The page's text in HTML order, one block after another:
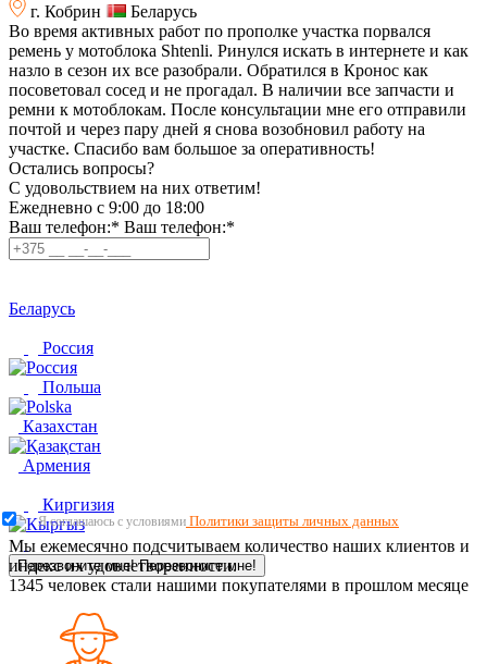
г. Кобрин
Беларусь
Во время активных работ по прополке участка порвался
ремень у мотоблока Shtenli. Ринулся искать в интернете и как
назло в сезон их все разобрали. Обратился в Кронос как
посоветовал сосед и не прогадал. В наличии все запчасти и
ремни к мотоблокам. После консультации мне его отправили
почтой и через пару дней я снова возобновил работу на
участке. Спасибо вам большое за оперативность!
Остались вопросы?
C удовольствием на них ответим!
Ежедневно с 9:00 до 18:00
Ваш телефон:* Ваш телефон:*
Беларусь
Россия
Польша
Казахстан
Армения
Киргизия
Перезвоните мне! Перезвоните мне!
Я соглашаюсь с условиями Политики защиты личных данных
Мы ежемесячно подсчитываем количество наших клиентов и
индекс их удовлетворенности.
1345 человек стали нашими покупателями в прошлом месяце